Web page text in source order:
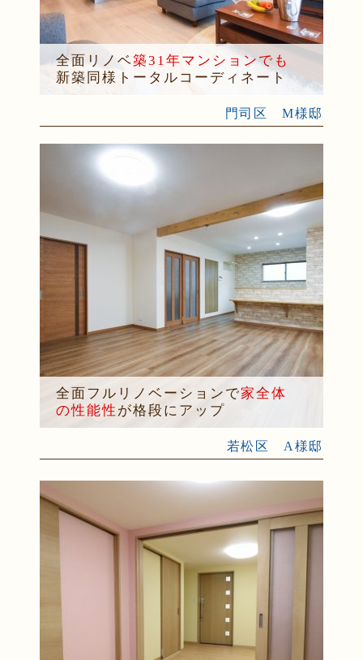
全面リノベ築31年マンションでも
新築同様トータルコーディネート
門司区 M様邸
全面フルリノベーションで家全体
の性能性 が格段にアップ
若松区 A様邸